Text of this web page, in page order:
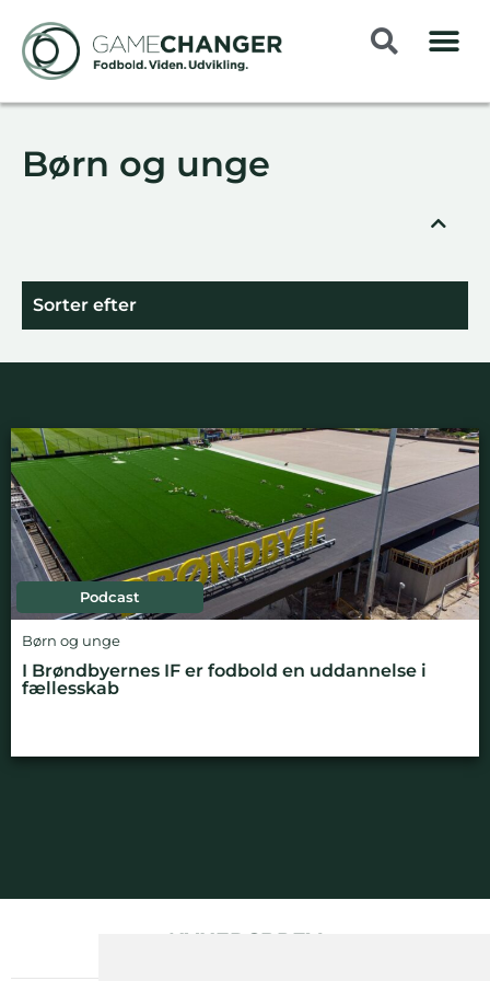
Børn og unge
Sorter efter
Podcast
Børn og unge
I Brøndbyernes IF er fodbold en uddannelse i
fællesskab
NYHEDSBREV